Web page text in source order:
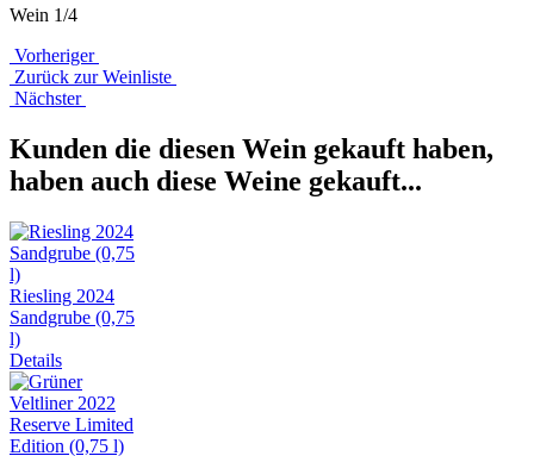
Wein 1/4
Vorheriger
Zurück zur Weinliste
Nächster
Kunden die diesen Wein gekauft haben,
haben auch diese Weine gekauft...
Riesling 2024
Sandgrube (0,75
l)
Details